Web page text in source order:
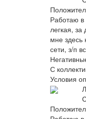
Работаю в
легкая,
мне здесь
сети, з/п
С
Условия